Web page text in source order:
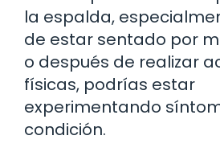
la espalda,
de estar sentado por
o después de realizar
físicas, podrías estar
experimentando
condición.